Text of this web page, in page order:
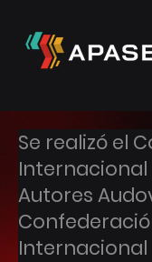
Se realizó el
Internacional
Autores
Internacional